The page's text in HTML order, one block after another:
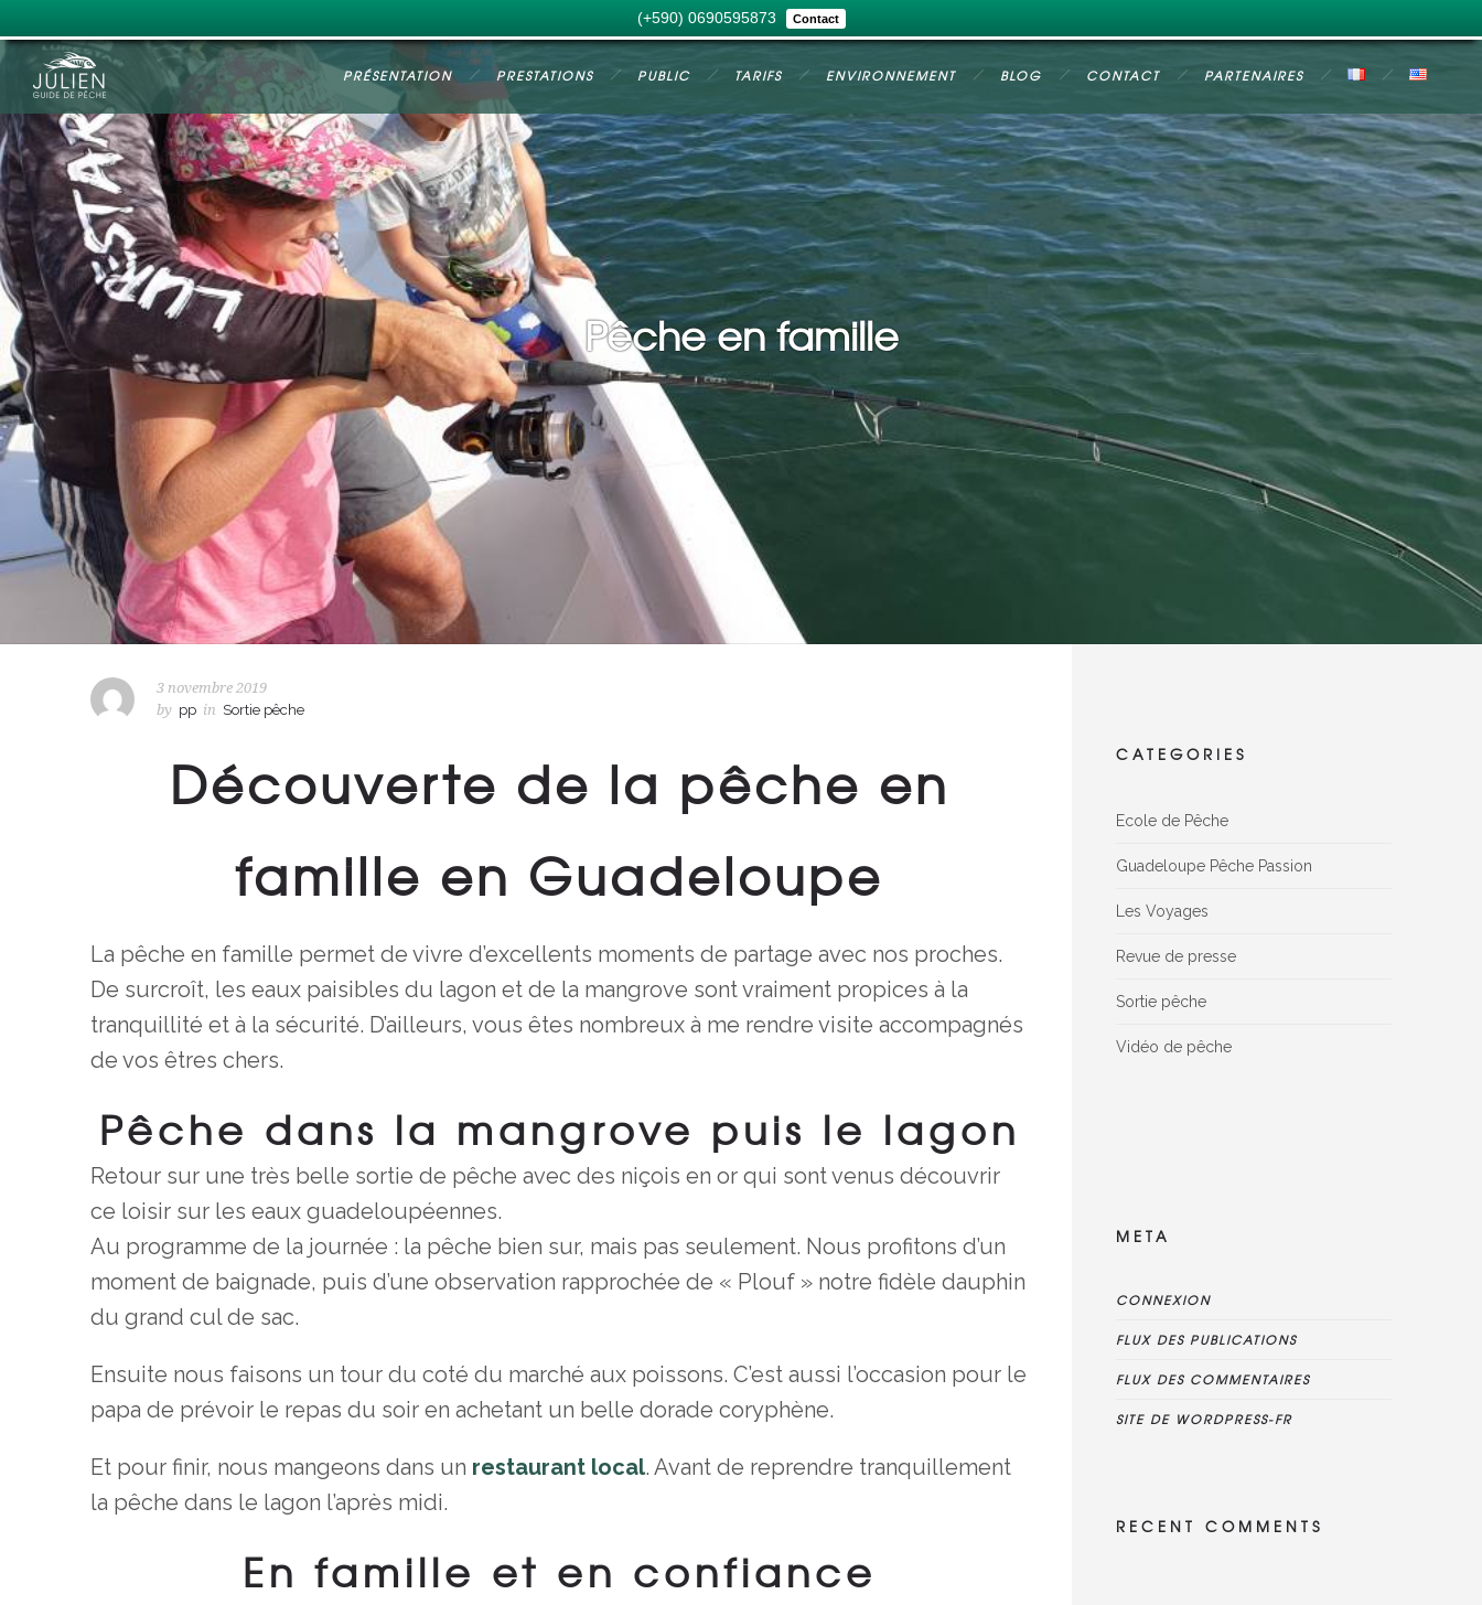
(+590) 0690595873 Contact
PRÉSENTATION PRESTATIONS PUBLIC TARIFS ENVIRONNEMENT BLOG CONTACT PARTENAIRES
Pêche en famille
3 novembre 2019
by pp in Sortie pêche
Découverte de la pêche en
famille en Guadeloupe
La pêche en famille permet de vivre d’excellents moments de partage avec nos proches.
De surcroît, les eaux paisibles du lagon et de la mangrove sont vraiment propices à la
tranquillité et à la sécurité. D’ailleurs, vous êtes nombreux à me rendre visite accompagnés
de vos êtres chers.
Pêche dans la mangrove puis le lagon
Retour sur une très belle sortie de pêche avec des niçois en or qui sont venus découvrir
ce loisir sur les eaux guadeloupéennes.
Au programme de la journée : la pêche bien sur, mais pas seulement. Nous profitons d’un
moment de baignade, puis d’une observation rapprochée de « Plouf » notre fidèle dauphin
du grand cul de sac.
Ensuite nous faisons un tour du coté du marché aux poissons. C’est aussi l’occasion pour le
papa de prévoir le repas du soir en achetant un belle dorade coryphène.
Et pour finir, nous mangeons dans un restaurant local. Avant de reprendre tranquillement
la pêche dans le lagon l’après midi.
En famille et en confiance
CATEGORIES
Ecole de Pêche
Guadeloupe Pêche Passion
Les Voyages
Revue de presse
Sortie pêche
Vidéo de pêche
META
CONNEXION
FLUX DES PUBLICATIONS
FLUX DES COMMENTAIRES
SITE DE WORDPRESS-FR
RECENT COMMENTS